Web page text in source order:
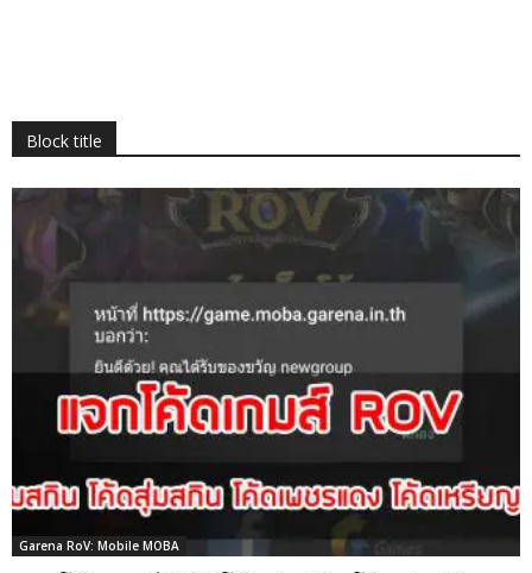
Block title
Garena RoV: Mobile MOBA